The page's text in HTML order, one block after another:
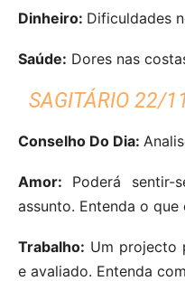
Dinheiro: Dificuldades
Saúde: Dores nas
SAGITÁRIO 22/
Conselho Do Dia:
Amor: Poderá
assunto. Entenda o
Trabalho: Um projecto
e avaliado. Entenda